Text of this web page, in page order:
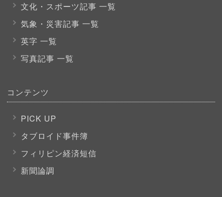
文化・スポーツ記事 一覧
気象・災害記事 一覧
英字 一覧
写真記事 一覧
コンテンツ
PICK UP
タブロイド事件簿
フィリピン経済短信
新聞論調